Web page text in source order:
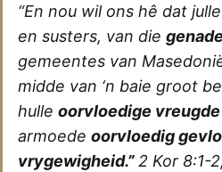
“En nou wil ons hê dat
en susters, van die genade
gemeentes van
midde van ‘n baie groot
hulle oorvloedige vreugde
armoede oorvloedig
vrygewigheid.” 2 Kor 8:1-